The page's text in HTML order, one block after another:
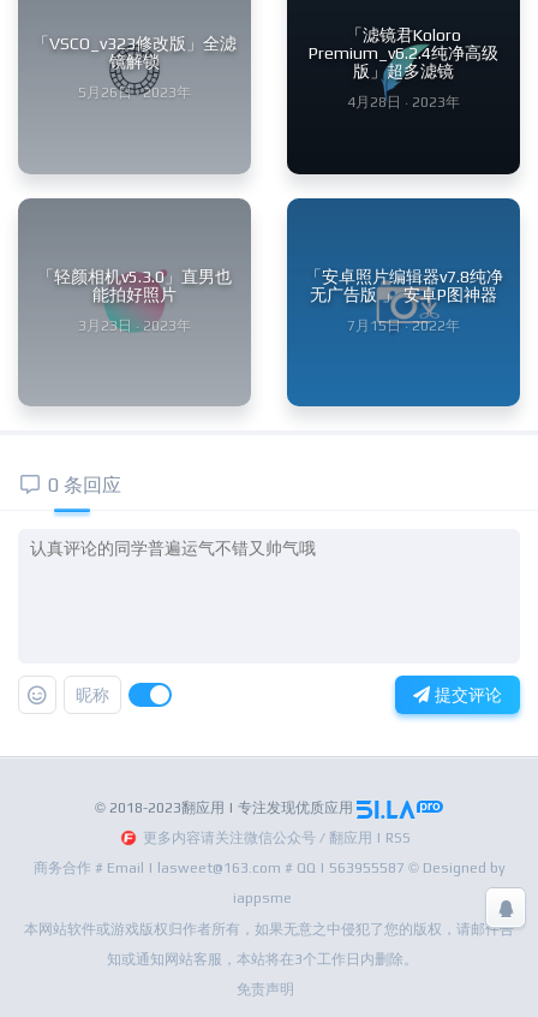
「VSCO_v323修改版」全滤
镜解锁
5月26日 · 2023年
「滤镜君Koloro
Premium_v6.2.4纯净高级
版」超多滤镜
4月28日 · 2023年
「轻颜相机v5.3.0」直男也
能拍好照片
3月23日 · 2023年
「安卓照片编辑器v7.8纯净
无广告版 」 安卓P图神器
7月15日 · 2022年
0 条回应
昵称 提交评论
© 2018-2023翻应用 | 专注发现优质应用
更多内容请关注微信公众号 / 翻应用 | RSS
商务合作 # Email | lasweet@163.com # QQ | 563955587 © Designed by
iappsme
本网站软件或游戏版权归作者所有，如果无意之中侵犯了您的版权，请邮件告
知或通知网站客服，本站将在3个工作日内删除。
免责声明